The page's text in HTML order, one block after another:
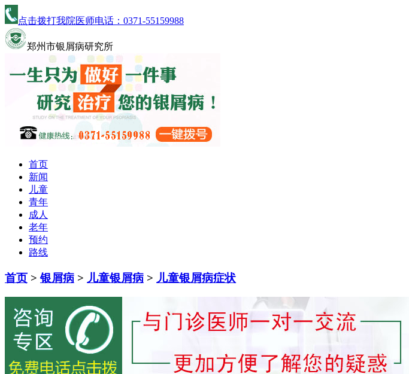
点击拨打我院医师电话： 0371-55159988
郑州市银屑病研究所
首页
新闻
儿童
青年
成人
老年
预约
路线
首页 >银屑病 > 儿童银屑病 > 儿童银屑病症状